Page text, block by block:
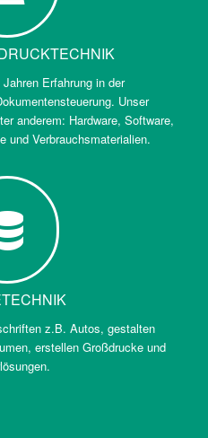
Erfahrung in der
Unser
anderem: Hardware, Software,
und Verbrauchsmaterialien.
z.B. Autos, gestalten
erstellen Großdrucke und